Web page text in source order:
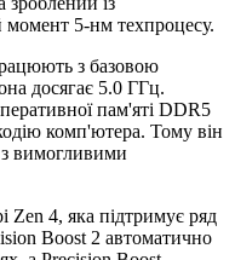
момент 5-нм техпроцесу.
з базовою
досягає 5.0 ГГц.
пам'яті DDR5
комп'ютера. Тому він
з вимогливими
Zen 4, яка підтримує ряд
Boost 2 автоматично